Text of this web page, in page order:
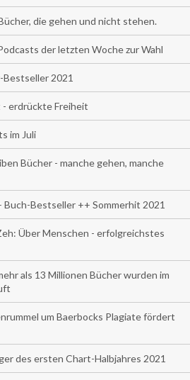
die gehen und nicht stehen.
der letzten Woche zur Wahl
Bestseller 2021
- erdrückte Freiheit
im Juli
Bücher - manche gehen, manche
Bestseller ++ Sommerhit 2021
Über Menschen - erfolgreichstes
als 13 Millionen Bücher wurden im
um Baerbocks Plagiate fördert
des ersten Chart-Halbjahres 2021